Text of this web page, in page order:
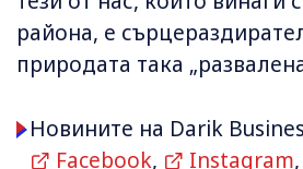
района, е
природата така
Новините на Darik
Facebook, Instagram,